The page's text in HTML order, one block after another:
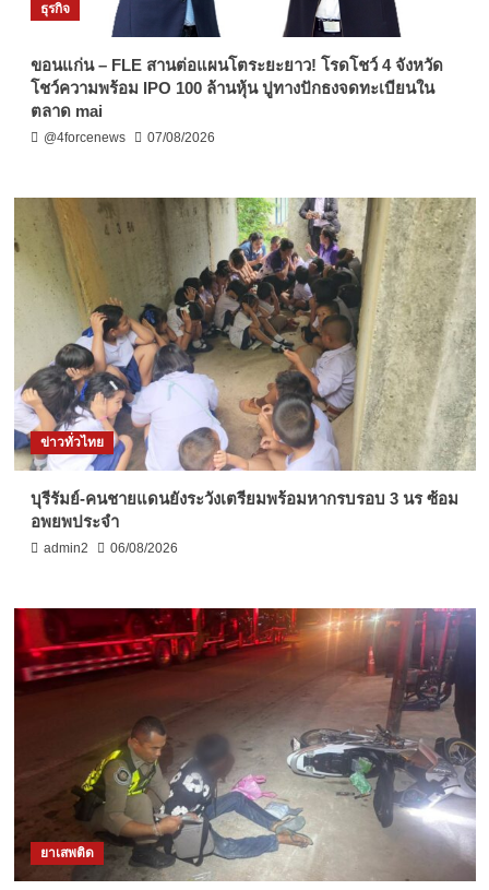
ธุรกิจ
ขอนแก่น – FLE สานต่อแผนโตระยะยาว! โรดโชว์ 4 จังหวัด
โชว์ความพร้อม IPO 100 ล้านหุ้น ปูทางปักธงจดทะเบียนใน
ตลาด mai
@4forcenews 07/08/2026
ข่าวทั่วไทย
บุรีรัมย์-คนชายแดนยังระวังเตรียมพร้อมหากรบรอบ 3 นร ซ้อม
อพยพประจำ
admin2 06/08/2026
ยาเสพติด